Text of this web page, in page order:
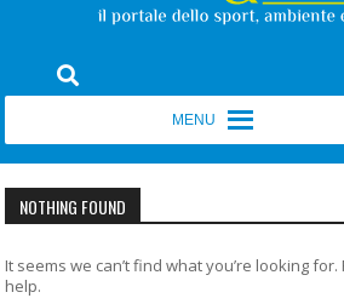
Sport&Impianti
NOTHING FOUND
It seems we can’t find what you’re looking
help.